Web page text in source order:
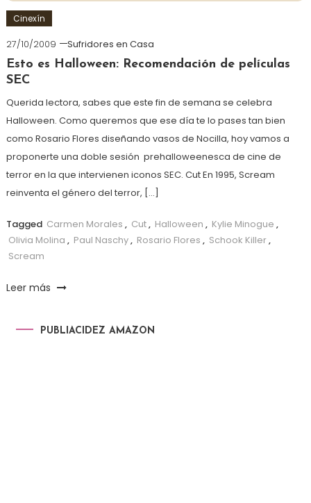
Cinexín
27/10/2009
Sufridores en Casa
Esto es Halloween: Recomendación de películas
SEC
Querida lectora, sabes que este fin de semana se celebra
Halloween. Como queremos que ese día te lo pases tan bien
como Rosario Flores diseñando vasos de Nocilla, hoy vamos a
proponerte una doble sesión prehalloweenesca de cine de
terror en la que intervienen iconos SEC. Cut En 1995, Scream
reinventa el género del terror, […]
Tagged Carmen Morales , Cut, Halloween , Kylie Minogue ,
Olivia Molina , Paul Naschy, Rosario Flores , Schook Killer,
Scream
Leer más
PUBLIACIDEZ AMAZON